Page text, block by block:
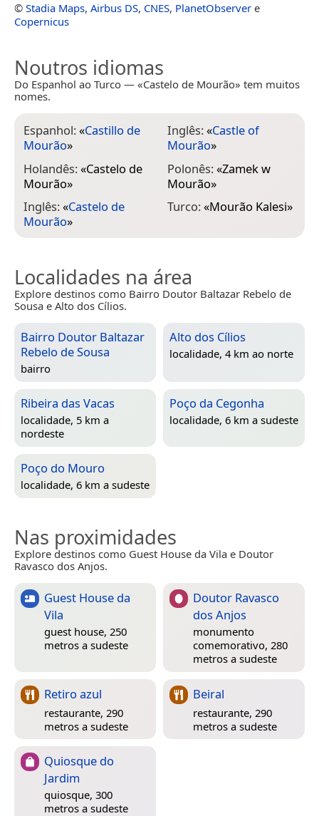
© Stadia Maps, Airbus DS, CNES, PlanetObserver e
Copernicus
Noutros idiomas
Do Espanhol ao Turco — «Castelo de Mourão» tem muitos
nomes.
Espanhol:«Castillo de
Mourão»
Holandês:«Castelo de
Mourão»
Inglês:«Castelo de
Mourão»
Inglês:«Castle of
Mourão»
Polonês:«Zamek w
Mourão»
Turco:«Mourão Kalesi»
Localidades na área
Explore destinos como Bairro Doutor Baltazar Rebelo de
Sousa e Alto dos Cílios.
Bairro Doutor Baltazar
Rebelo de Sousa
bairro
Alto dos Cílios
localidade, 4 km ao norte
Ribeira das Vacas
localidade, 5 km a
nordeste
Poço da Cegonha
localidade, 6 km a sudeste
Poço do Mouro
localidade, 6 km a sudeste
Nas proximidades
Explore destinos como Guest House da Vila e Doutor
Ravasco dos Anjos.
Guest House da
Vila
guest house, 250
metros a sudeste
Doutor Ravasco
dos Anjos
monumento
comemorativo, 280
metros a sudeste
Retiro azul
restaurante, 290
metros a sudeste
Beiral
restaurante, 290
metros a sudeste
Quiosque do
Jardim
quiosque, 300
metros a sudeste